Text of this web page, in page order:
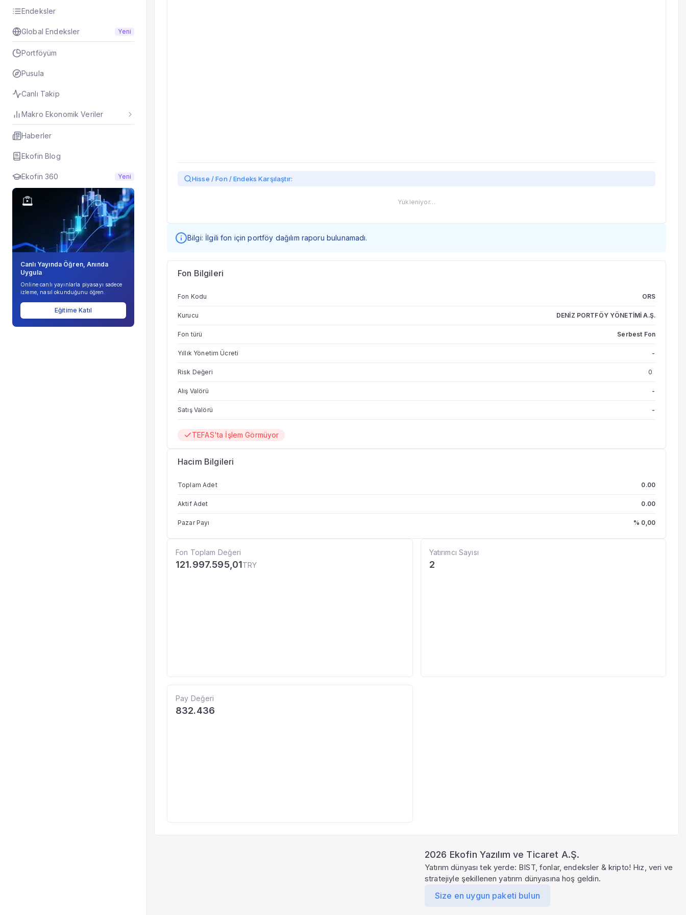
Endeksler
Global Endeksler Yeni
Portföyüm
Pusula
Canlı Takip
Makro Ekonomik Veriler
Haberler
Ekofin Blog
Ekofin 360 Yeni
Canlı Yayında Öğren, Anında
Uygula
Online canlı yayınlarla piyasayı sadece
izleme, nasıl okunduğunu öğren.
Eğitime Katıl
Hisse / Fon / Endeks Karşılaştır:
Yükleniyor…
Bilgi: İlgili fon için portföy dağılım raporu bulunamadı.
Fon Bilgileri
Fon Kodu ORS
Kurucu DENİZ PORTFÖY YÖNETİMİ A.Ş.
Fon türü Serbest Fon
Yıllık Yönetim Ücreti -
Risk Değeri 0
Alış Valörü -
Satış Valörü -
TEFAS'ta İşlem Görmüyor
Hacim Bilgileri
Toplam Adet 0.00
Aktif Adet 0.00
Pazar Payı % 0,00
Fon Toplam Değeri
121.997.595,01TRY
Yatırımcı Sayısı
2
Pay Değeri
832.436
2026 Ekofin Yazılım ve Ticaret A.Ş.
Yatırım dünyası tek yerde: BIST, fonlar, endeksler & kripto! Hız, veri ve
stratejiyle şekillenen yatırım dünyasına hoş geldin.
Size en uygun paketi bulun